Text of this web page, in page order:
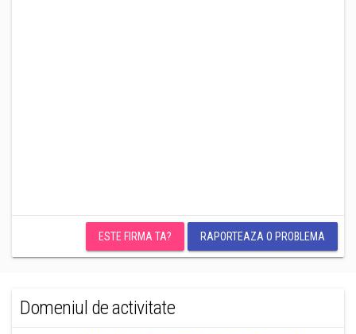
ESTE FIRMA TA? RAPORTEAZA O PROBLEMA
Domeniul de activitate